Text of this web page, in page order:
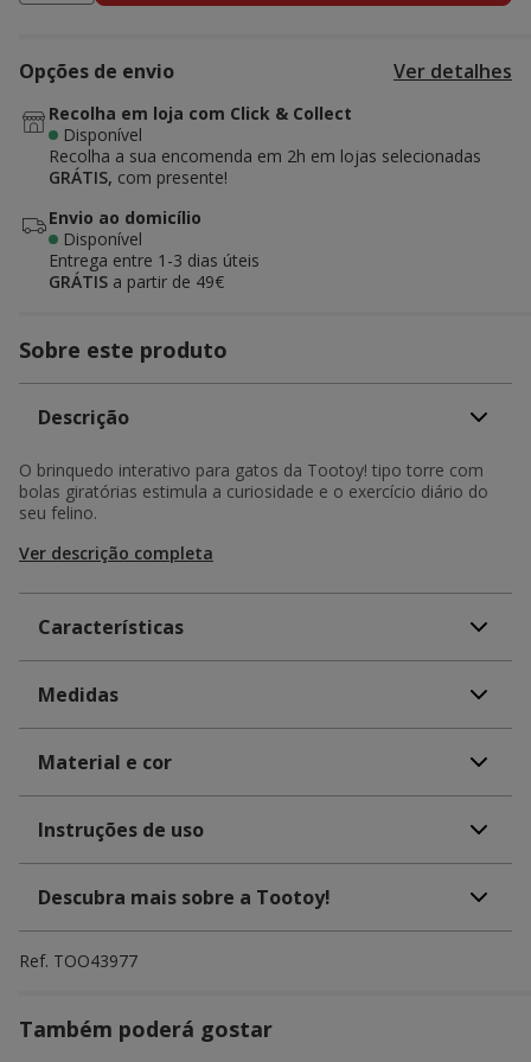
Opções de envio Ver detalhes
Recolha em loja com Click & Collect
Disponível
Recolha a sua encomenda em 2h em lojas selecionadas
GRÁTIS, com presente!
Envio ao domicílio
Disponível
Entrega entre 1-3 dias úteis
GRÁTIS a partir de 49€
Sobre este produto
Descrição
O brinquedo interativo para gatos da Tootoy! tipo torre com
bolas giratórias estimula a curiosidade e o exercício diário do
seu felino.
Ver descrição completa
Características
Medidas
Material e cor
Instruções de uso
Descubra mais sobre a Tootoy!
Ref. TOO43977
Também poderá gostar